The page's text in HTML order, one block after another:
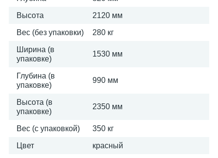
Высота 2120 мм
Вес (без упаковки) 280 кг
Ширина (в
упаковке)
1530 мм
Глубина (в
упаковке)
990 мм
Высота (в
упаковке)
2350 мм
Вес (с упаковкой) 350 кг
Цвет красный